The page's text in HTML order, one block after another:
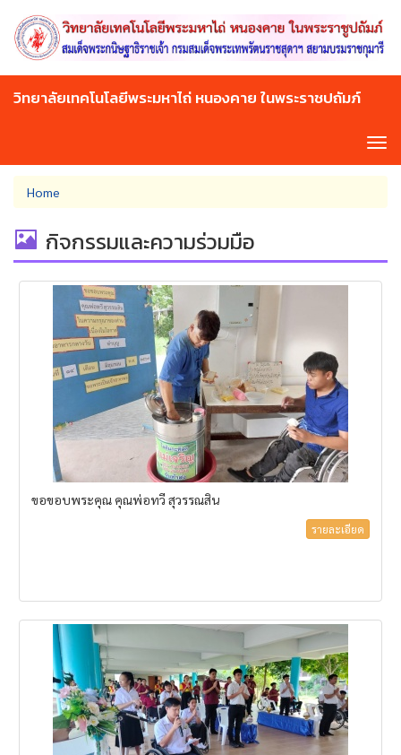
main
content
วิทยาลัยเทคโนโลยีพระมหาไถ่ หนองคาย ในพระราชปถัมภ์
You
are
here
Home
กิจกรรมและความร่วมมือ
ขอขอบพระคุณ คุณพ่อทวี สุวรรณสิน
รายละเอียด